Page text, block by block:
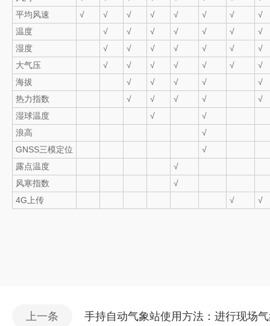
平均风速
√ √ √ √ √ √ √
√
温度
√ √ √ √ √ √
√
湿度
√ √ √ √ √ √
√
大气压
√ √ √ √ √ √
√
海拔
√ √ √ √
√
热力指数
√ √ √ √
√
湿球温度
√
√
浪高
√
GNSS三模定位
√
露点温度
√
风寒指数
√
4G上传
√ √
上一条 手持自动气象站使用方法：进行现场